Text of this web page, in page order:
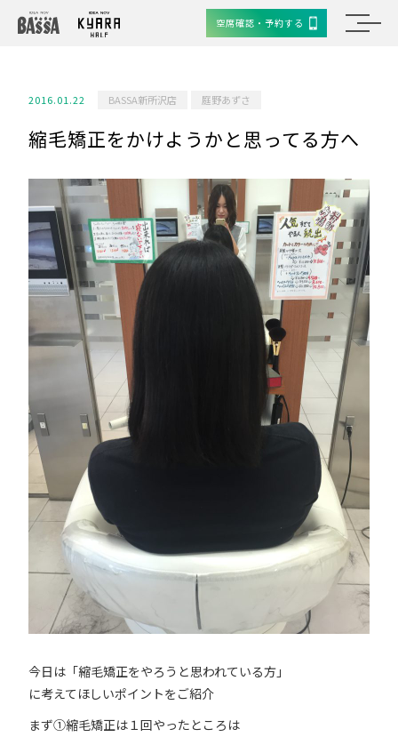
空席確認・予約する
2016.01.22 BASSA新所沢店 庭野あずさ
縮毛矯正をかけようかと思ってる方へ
今日は「縮毛矯正をやろうと思われている方」
に考えてほしいポイントをご紹介
まず①縮毛矯正は１回やったところは